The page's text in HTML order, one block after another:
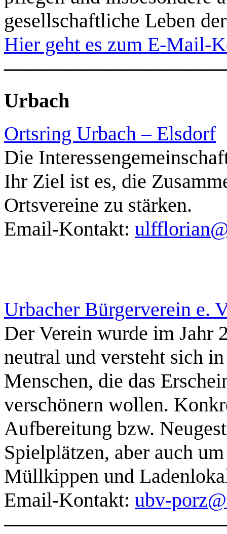
gesellschaftliche Leben
Hier geht es zum E-Mail-
Urbach
Ortsring Urbach – Elsdorf
Die
Ihr Ziel ist es, die
Ortsvereine zu stärken.
Email-Kontakt:
Urbacher Bürgerverein e.
Der Verein wurde im Jahr
neutral und versteht sich
Menschen, die das
verschönern wollen.
Aufbereitung bzw.
Spielplätzen, aber auch
Müllkippen und
Email-Kontakt: ubv-